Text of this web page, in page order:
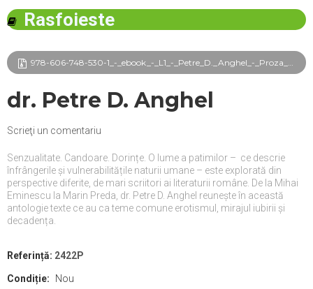
Rasfoieste
978-606-748-530-1_-_ebook_-_L1_-_Petre_D._Anghel_-_Proza_senzuala_frg.pdf
dr. Petre D. Anghel
Scrieţi un comentariu
Senzualitate. Candoare. Dorințe. O lume a patimilor – ce descrie
înfrângerile și vulnerabilitățile naturii umane – este explorată din
perspective diferite, de mari scriitori ai literaturii române. De la Mihai
Eminescu la Marin Preda, dr. Petre D. Anghel reunește în această
antologie texte ce au ca teme comune erotismul, mirajul iubirii și
decadența.
Referință: 2422P
Condiție: Nou